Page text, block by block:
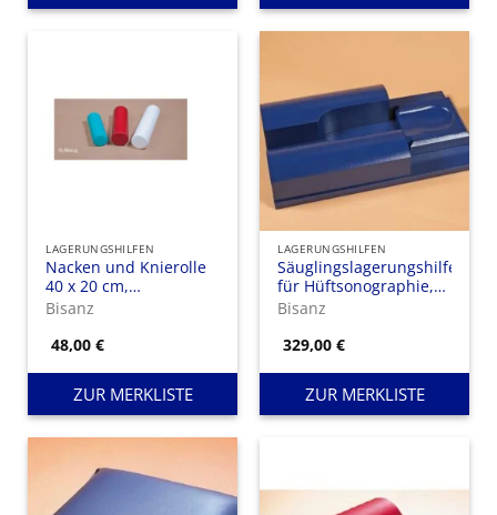
LAGERUNGSHILFEN
Nacken und Knierolle
40 x 20 cm,
Kunstlederbezug
Bisanz
48,00€
ZUR MERKLISTE
LAGERUNGSHILFEN
Säuglingslagerungshilfe
für Hüftsonographie,
mit PU-Beschichtung
Bisanz
329,00€
ZUR MERKLISTE